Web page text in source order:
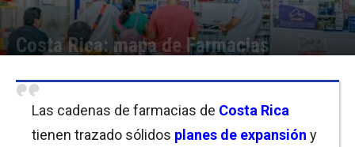
Costa Rica: mapa de Farmacias
Las cadenas de farmacias de Costa Rica
tienen trazado sólidos planes de expansión y